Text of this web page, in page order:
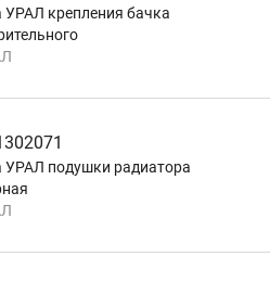
УРАЛ крепления бачка
УРАЛ подушки радиатора